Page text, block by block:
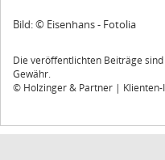
Bild: © Eisenhans - Fotolia
Die veröffentlichten Beiträge
Gewähr.
© Holzinger & Partner | Klienten-